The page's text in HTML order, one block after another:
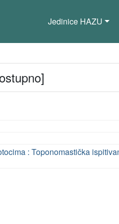
Jedinice HAZU
: Toponomastička